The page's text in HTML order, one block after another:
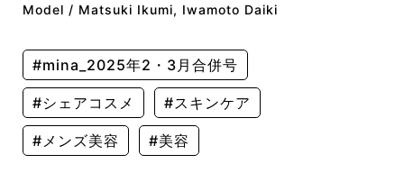
Model / Matsuki Ikumi, Iwamoto Daiki
#mina_2025年2・3月合併号
#シェアコスメ #スキンケア
#メンズ美容 #美容